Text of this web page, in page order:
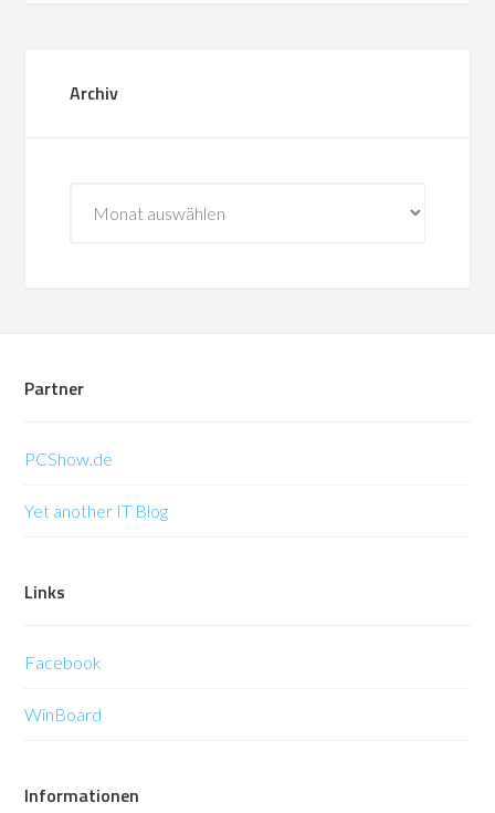
Archiv
Partner
PCShow.de
Yet another IT Blog
Links
Facebook
WinBoard
Informationen